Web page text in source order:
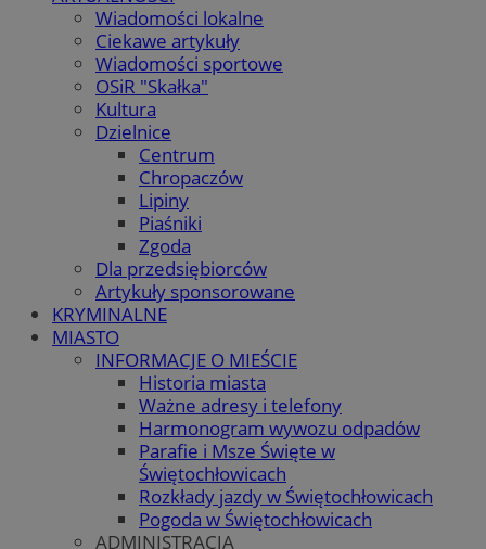
Wiadomości lokalne
Ciekawe artykuły
Wiadomości sportowe
OSiR "Skałka"
Kultura
Dzielnice
Centrum
Chropaczów
Lipiny
Piaśniki
Zgoda
Dla przedsiębiorców
Artykuły sponsorowane
KRYMINALNE
MIASTO
INFORMACJE O MIEŚCIE
Historia miasta
Ważne adresy i telefony
Harmonogram wywozu odpadów
Parafie i Msze Święte w
Świętochłowicach
Rozkłady jazdy w Świętochłowicach
Pogoda w Świętochłowicach
ADMINISTRACJA